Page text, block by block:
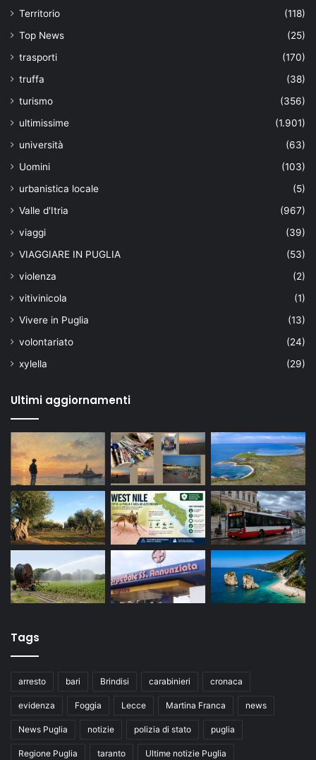
Territorio
(118)
Top News
(25)
trasporti
(170)
truffa
(38)
turismo
(356)
ultimissime
(1.901)
università
(63)
Uomini
(103)
urbanistica locale
(5)
Valle d'Itria
(967)
viaggi
(39)
VIAGGIARE IN PUGLIA
(53)
violenza
(2)
vitivinicola
(1)
Vivere in Puglia
(13)
volontariato
(24)
xylella
(29)
Ultimi aggiornamenti
Tags
arresto bari Brindisi carabinieri cronaca
evidenza Foggia Lecce Martina Franca news
News Puglia notizie polizia di stato puglia
Regione Puglia taranto Ultime notizie Puglia